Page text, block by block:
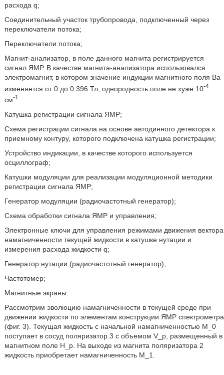
расхода q;
Соединительный участок трубопровода, подключенный через
переключатели потока;
Переключатели потока;
Магнит-анализатор, в поле данного магнита регистрируется
сигнал ЯМР. В качестве магнита-анализатора использовался
электромагнит, в котором значение индукции магнитного поля Ва
изменяется от 0 до 0.396 Тл, однородность поле не хуже 10-4
см-1
Катушка регистрации сигнала ЯМР;
Схема регистрации сигнала на основе автодинного детектора к
приемному контуру, которого подключена катушка регистрации;
Устройство индикации, в качестве которого используется
осциллограф;
Катушки модуляции для реализации модуляционной методики
регистрации сигнала ЯМР;
Генератор модуляции (радиочастотный генератор);
Схема обработки сигнала ЯМР и управления;
Электронные ключи для управления режимами движения вектора
намагниченности текущей жидкости в катушке нутации и
измерения расхода жидкости q;
Генератор нутации (радиочастотный генератор);
Частотомер;
Магнитные экраны.
Рассмотрим эволюцию намагниченности в текущей среде при
движении жидкости по элементам конструкции ЯМР спектрометра
(фиг. 3). Текущая жидкость с начальной намагниченностью M_0
поступает в сосуд поляризатор 3 c объемом V_p, размещенный в
магнитном поле H_p. На выходе из магнита поляризатора 2
жидкость приобретает намагниченность M_1.